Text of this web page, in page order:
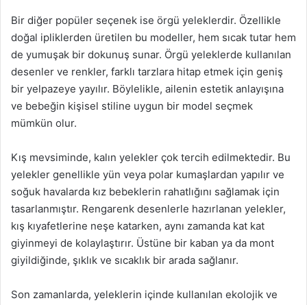
Bir diğer popüler seçenek ise örgü yeleklerdir. Özellikle
doğal ipliklerden üretilen bu modeller, hem sıcak tutar hem
de yumuşak bir dokunuş sunar. Örgü yeleklerde kullanılan
desenler ve renkler, farklı tarzlara hitap etmek için geniş
bir yelpazeye yayılır. Böylelikle, ailenin estetik anlayışına
ve bebeğin kişisel stiline uygun bir model seçmek
mümkün olur.
Kış mevsiminde, kalın yelekler çok tercih edilmektedir. Bu
yelekler genellikle yün veya polar kumaşlardan yapılır ve
soğuk havalarda kız bebeklerin rahatlığını sağlamak için
tasarlanmıştır. Rengarenk desenlerle hazırlanan yelekler,
kış kıyafetlerine neşe katarken, aynı zamanda kat kat
giyinmeyi de kolaylaştırır. Üstüne bir kaban ya da mont
giyildiğinde, şıklık ve sıcaklık bir arada sağlanır.
Son zamanlarda, yeleklerin içinde kullanılan ekolojik ve